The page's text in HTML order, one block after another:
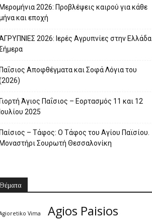
Μερομήνια 2026: Προβλέψεις καιρού για κάθε
και εποχή
2026: Ιερές Αγρυπνίες στην Ελλάδα
Παΐσιος Αποφθέγματα και Σοφά Λόγια του
Γιορτή Άγιος Παΐσιος – Εορτασμός 11 και 12
Ιουλίου 2025
Παίσιος – Τάφος: Ο Τάφος του Αγίου Παϊσίου.
Μοναστήρι Σουρωτή Θεσσαλονίκη
Vima Agios Paisios